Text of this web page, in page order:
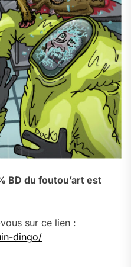
BD du foutou’art est
sur ce lien :
dingo/